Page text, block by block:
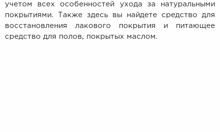
учетом всех особенностей ухода за натуральными
покрытиями. Также здесь вы найдете средство для
восстановления лакового покрытия и питающее
средство для полов, покрытых маслом.